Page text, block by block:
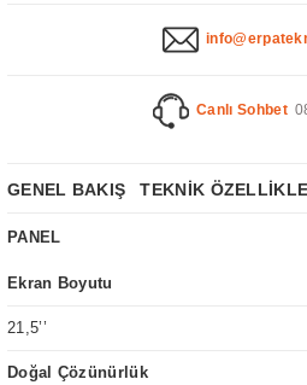
Canlı Sohbet
GENEL BAKIŞ TEKNİK
PANEL
Ekran Boyutu
21,5’’
Doğal Çözünürlük